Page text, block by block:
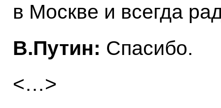
в Москве и всегда
В.Путин: Спасибо.
<…>